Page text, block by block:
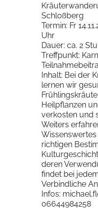
Schloßberg
Termin: Fr
Uhr
Dauer: ca. 2
Treffpunkt:
Inhalt: Bei der
lernen wir
Heilpflanzen
verkosten und
Weiters
richtigen
deren
findet bei
Verbindliche
Infos:
06644984258